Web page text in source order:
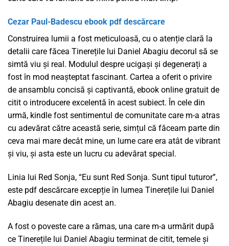
Cezar Paul-Badescu ebook pdf descărcare
Construirea lumii a fost meticuloasă, cu o atenție clară la
detalii care făcea Tinerețile lui Daniel Abagiu decorul să se
simtă viu și real. Modulul despre ucigași și degenerați a
fost în mod neașteptat fascinant. Cartea a oferit o privire
de ansamblu concisă și captivantă, ebook online gratuit de
citit o introducere excelentă în acest subiect. În cele din
urmă, kindle fost sentimentul de comunitate care m-a atras
cu adevărat către această serie, simțul că făceam parte din
ceva mai mare decât mine, un lume care era atât de vibrant
și viu, și asta este un lucru cu adevărat special.
Linia lui Red Sonja, “Eu sunt Red Sonja. Sunt tipul tuturor”,
este pdf descărcare excepție în lumea Tinerețile lui Daniel
Abagiu desenate din acest an.
A fost o poveste care a rămas, una care m-a urmărit după
ce Tinerețile lui Daniel Abagiu terminat de citit, temele și